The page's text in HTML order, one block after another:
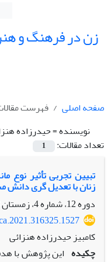
زن در فرهنگ و
صفحه اصلی
فهرست
نویسنده =حیدرزاده
تعداد مقالات:
1
تبیین تجربی تأثیر نوع
زنان با تعدیل‏ گری دانش
دوره 12، شماره 4، زمستان 1399، صفحه
کامبیز حیدرزاده هنزائی
چکیده این پژوهش با